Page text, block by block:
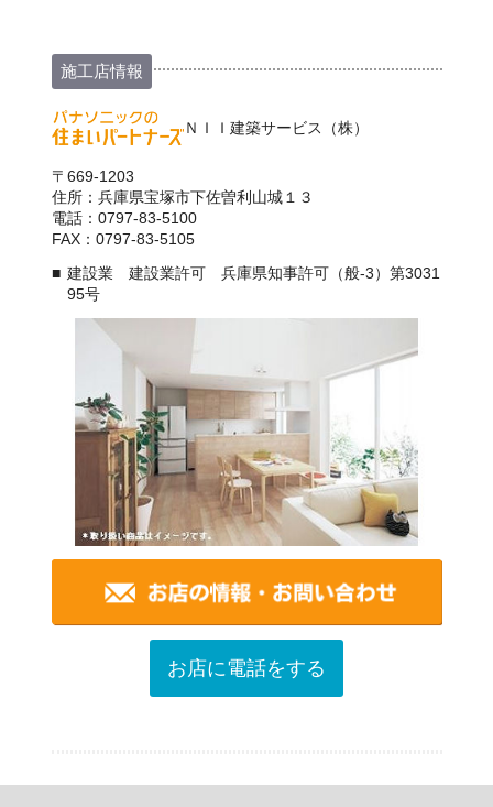
施工店情報
ＮＩＩ建築サービス（株）
〒669-1203
住所：兵庫県宝塚市下佐曽利山城１３
電話：0797-83-5100
FAX：0797-83-5105
建設業 建設業許可 兵庫県知事許可（般-3）第3031
95号
お店に電話をする